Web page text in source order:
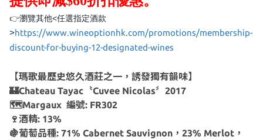
👉瀏覽其他<任選指定酒款
>https://www.wineoptionhk.com/promotions/membership-
discount-for-buying-12-designated-wines
【瑪歌最歷史悠久酒莊之一，誘發獨有韻味】
🏰Chateau Tayac〝Cuvee Nicolas〞2017
🗺Margaux 編號: FR302
🍷酒精: 13%
🍇葡萄品種: 71% Cabernet Sauvignon，23% Merlot，